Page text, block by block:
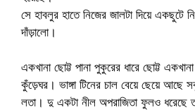
সে হাবলুর হাতে নিজের জালটা দিয়ে একছুটে
দাঁড়ালো।
একখানা ছোট্ট পানা পুকুরের ধারে ছোট্ট একখানা
কুঁড়েঘর। ভাঙ্গা টিনের চাল বেয়ে ছেয়ে আছে
লতা। দু একটা নীল অপরাজিতা ফুলও ধরেছে